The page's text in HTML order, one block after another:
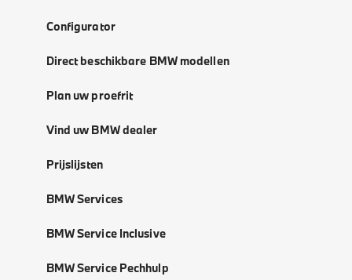
Configurator
Direct beschikbare BMW modellen
Plan uw proefrit
Vind uw BMW dealer
Prijslijsten
BMW Services
BMW Service Inclusive
BMW Service Pechhulp